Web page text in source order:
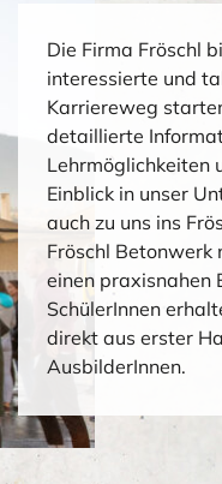
Die Firma Fröschl
interessierte und
Karriereweg
detaillierte
Lehrmöglichkeiten
Einblick in unser
auch zu uns ins
Fröschl Betonwerk
einen praxisnahen
SchülerInnen
direkt aus erster
AusbilderInnen.